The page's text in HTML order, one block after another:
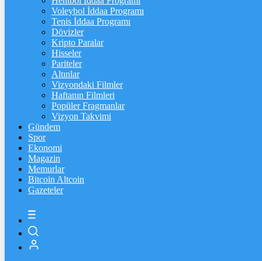
%2,39
%-0,14
฿%0.3
LİTECOİN
2182.29Ł%0.3
ETHEREUM
91607 Ξ%0.2
RİPPLE
49.71
%1
TETHER
Voleybol İddaa Programı
Tenis İddaa Programı
Dövizler
Kripto Paralar
Hisseler
Pariteler
Altınlar
Vizyondaki Filmler
Haftanın Filmleri
Popüler Fragmanlar
Vizyon Takvimi
Gündem
Spor
Ekonomi
Magazin
Memurlar
Bitcoin Altcoin
Gazeteler